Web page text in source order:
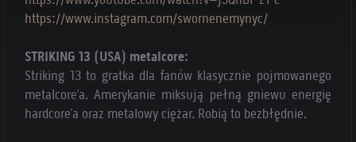
https://www.instagram.com/swornenemynyc/
STRIKING 13 (USA) metalcore:
Striking 13 to gratka dla fanów klasycznie pojmowanego
metalcore’a. Amerykanie miksują pełną gniewu energię
hardcore’a oraz metalowy ciężar. Robią to bezbłędnie.